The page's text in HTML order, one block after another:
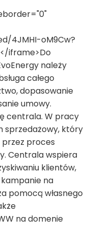
4JMHI-oM9Cw?
iframe>Do
należy
całego
dopasowanie
umowy.
centrala. W pracy
sprzedażowy, który
proces
Centrala wspiera
klientów,
na
pomocą własnego
na domenie